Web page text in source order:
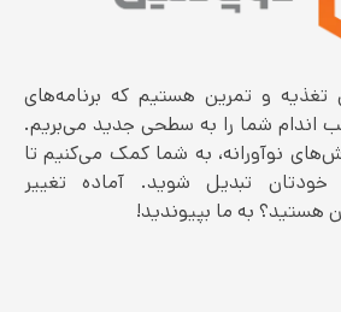
تغذیه و تمرین هستیم که برنامه‌های
اندام شما را به سطحی جدید می‌بریم.
نوآورانه، به شما کمک می‌کنیم تا
تبدیل شوید. آماده تغییر
هستید؟ به ما بپیوندید!